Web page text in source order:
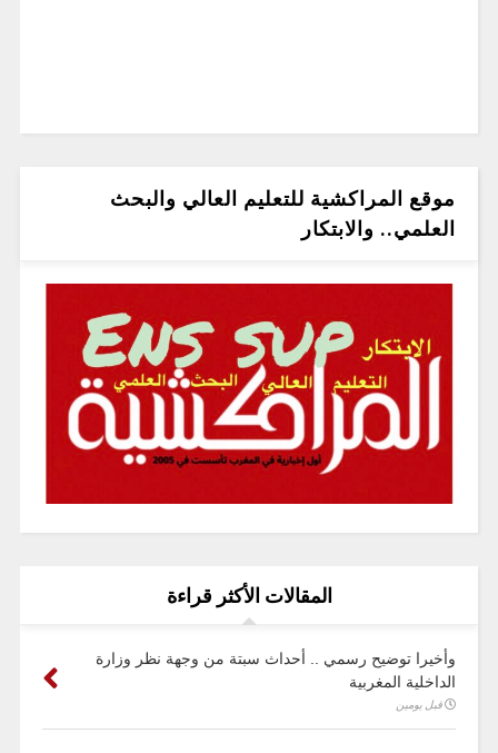
موقع المراكشية للتعليم العالي والبحث
العلمي.. والابتكار
المقالات الأكثر قراءة
وأخيرا توضيح رسمي .. أحداث سبتة من وجهة نظر وزارة
الداخلية المغربية
قبل يومين